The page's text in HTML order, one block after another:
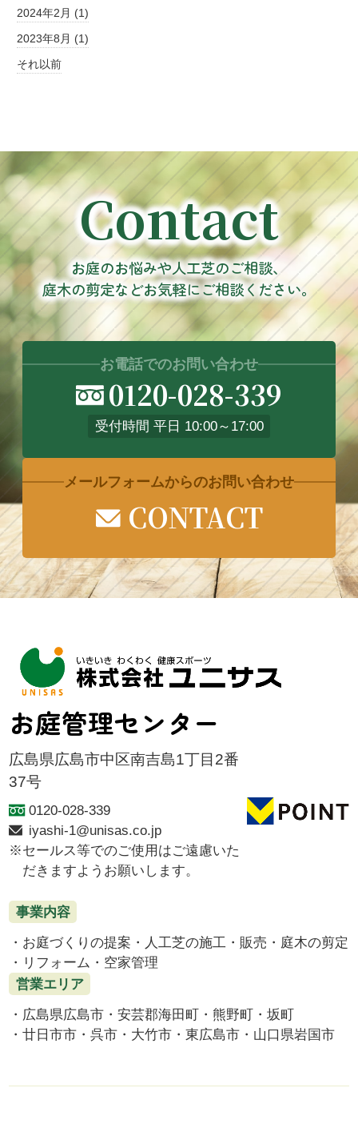
2024年2月 (1)
2023年8月 (1)
それ以前
Contact
お庭のお悩みや人工芝のご相談、
庭木の剪定などお気軽にご相談ください。
お電話でのお問い合わせ
0120-028-339
受付時間 平日 10:00～17:00
メールフォームからのお問い合わせ
CONTACT
お庭管理センター
広島県広島市中区南吉島1丁目2番
37号
0120-028-339
iyashi-1@unisas.co.jp
セールス等でのご使用はご遠慮いた
だきますようお願いします。
事業内容
お庭づくりの提案 人工芝の施工・販売
庭木の剪定
リフォーム
空家管理
営業エリア
広島県広島市 安芸郡海田町 熊野町
坂町
廿日市市
呉市 大竹市 東広島市 山口県岩国市